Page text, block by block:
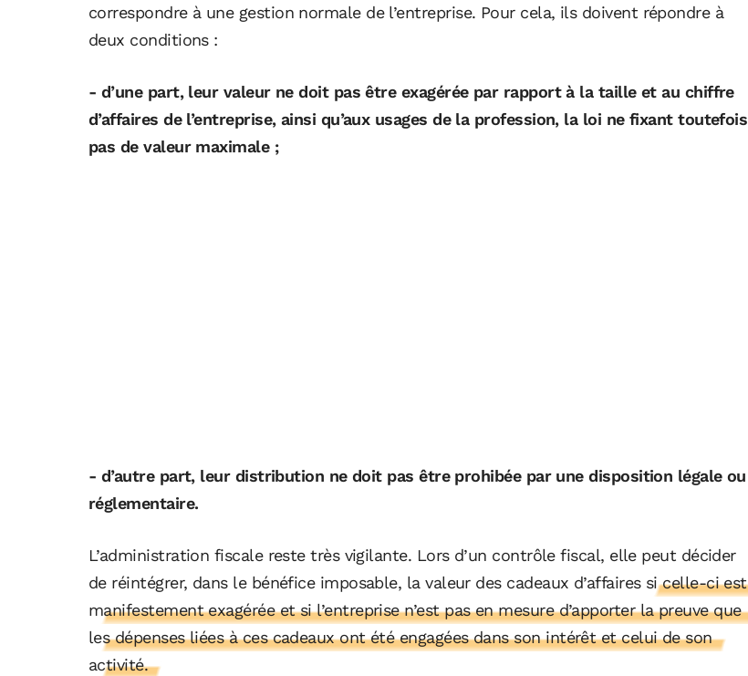
correspondre à une gestion normale de l’entreprise. Pour cela, ils doivent répondre à
deux conditions :
- d’une part, leur valeur ne doit pas être exagérée par rapport à la taille et au chiffre
d’affaires de l’entreprise, ainsi qu’aux usages de la profession, la loi ne fixant toutefois
pas de valeur maximale ;
- d’autre part, leur distribution ne doit pas être prohibée par une disposition légale ou
réglementaire.
L’administration fiscale reste très vigilante. Lors d’un contrôle fiscal, elle peut décider
de réintégrer, dans le bénéfice imposable, la valeur des cadeaux d’affairessi celle-ci est
manifestement exagérée et si l’entreprise n’est pas en mesure d’apporter la preuve que
les dépenses liées à ces cadeaux ont été engagées dans son intérêt et celui de son
activité.